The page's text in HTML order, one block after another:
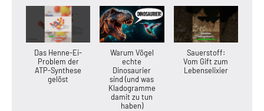
Das Henne-Ei-
Problem der
ATP-Synthese
gelöst
Warum Vögel
echte
Dinosaurier
sind (und was
Kladogramme
damit zu tun
haben)
Sauerstoff:
Vom Gift zum
Lebenselixier